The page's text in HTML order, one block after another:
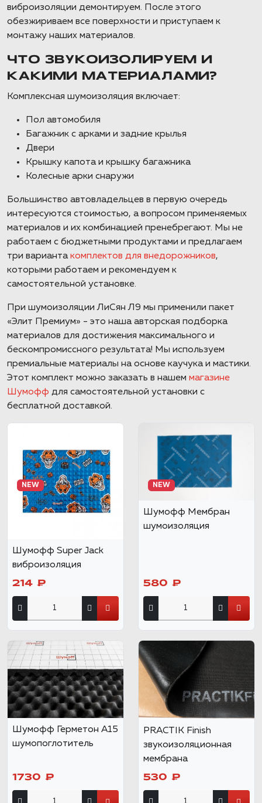
виброизоляции демонтируем. После этого
обезжириваем все поверхности и приступаем к
монтажу наших материалов.
ЧТО ЗВУКОИЗОЛИРУЕМ И
КАКИМИ МАТЕРИАЛАМИ?
Комплексная шумоизоляция включает:
Пол автомобиля
Багажник с арками и задние крылья
Двери
Крышку капота и крышку багажника
Колесные арки снаружи
Большинство автовладельцев в первую очередь
интересуются стоимостью, а вопросом применяемых
материалов и их комбинацией пренебрегают. Мы не
работаем с бюджетными продуктами и предлагаем
три вариантакомплектов для внедорожников,
которыми работаем и рекомендуем к
самостоятельной установке.
При шумоизоляции ЛиСян Л9 мы применили пакет
«Элит Премиум» - это наша авторская подборка
материалов для достижения максимального и
бескомпромиссного результата! Мы используем
премиальные материалы на основе каучука и мастики.
Этот комплект можно заказать в нашем магазине
Шумофф для самостоятельной установки с
бесплатной доставкой.
NEW
Шумофф Super Jack
виброизоляция
214 ₽
NEW
Шумофф Мембран
шумоизоляция
580 ₽
Шумофф Герметон А15
шумопоглотитель
1730 ₽
PRACTIK Finish
звукоизоляционная
мембрана
530 ₽